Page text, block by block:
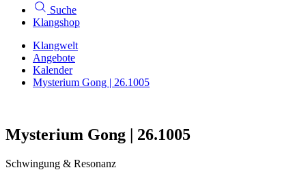
Suche
Klangshop
Klangwelt
Angebote
Kalender
Mysterium Gong | 26.1005
Mysterium Gong | 26.1005
Schwingung & Resonanz